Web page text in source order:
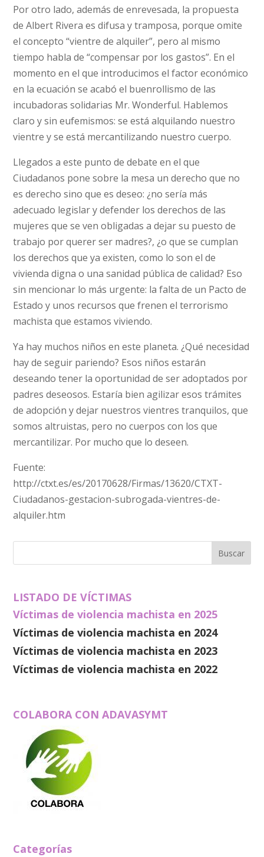
Por otro lado, además de enrevesada, la propuesta
de Albert Rivera es difusa y tramposa, porque omite
el concepto “vientre de alquiler”, pero al mismo
tiempo habla de “compensar por los gastos”. En el
momento en el que introducimos el factor económico
en la ecuación se acabó el buenrollismo de las
incubadoras solidarias Mr. Wonderful. Hablemos
claro y sin eufemismos: se está alquilando nuestro
vientre y se está mercantilizando nuestro cuerpo.
Llegados a este punto de debate en el que
Ciudadanos pone sobre la mesa un derecho que no
es derecho sino que es deseo: ¿no sería más
adecuado legislar y defender los derechos de las
mujeres que se ven obligadas a dejar su puesto de
trabajo por querer ser madres?, ¿o que se cumplan
los derechos que ya existen, como lo son el de
vivienda digna o una sanidad pública de calidad? Eso
sin mencionar lo más urgente: la falta de un Pacto de
Estado y unos recursos que frenen el terrorismo
machista que estamos viviendo.
Ya hay muchos niños en este planeta. ¿Qué necesidad
hay de seguir pariendo? Esos niños estarán
deseando tener la oportunidad de ser adoptados por
padres deseosos. Estaría bien agilizar esos trámites
de adopción y dejar nuestros vientres tranquilos, que
somos altruistas, pero no cuerpos con los que
mercantilizar. Por mucho que lo deseen.
Fuente:
http://ctxt.es/es/20170628/Firmas/13620/CTXT-
Ciudadanos-gestacion-subrogada-vientres-de-
alquiler.htm
LISTADO DE VÍCTIMAS
Víctimas de violencia machista en 2025
Víctimas de violencia machista en 2024
Víctimas de violencia machista en 2023
Víctimas de violencia machista en 2022
COLABORA CON ADAVASYMT
Categorías